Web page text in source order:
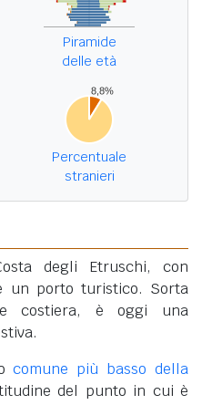
Piramide
delle età
Percentuale
stranieri
degli Etruschi, con
un porto turistico. Sorta
costiera, è oggi una
comune più basso della
del punto in cui è